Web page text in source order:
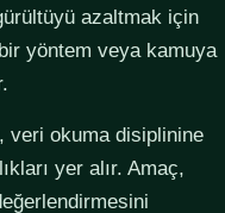
azaltmak için
yöntem veya kamuya
veri okuma disiplinine
yer alır. Amaç,